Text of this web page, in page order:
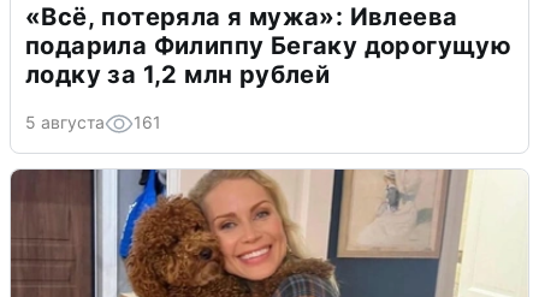
«Всё, потеряла я мужа»: Ивлеева
подарила Филиппу Бегаку дорогущую
лодку за 1,2 млн рублей
5 августа 161